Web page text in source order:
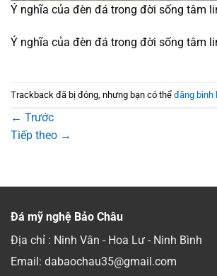
Ý nghĩa của đèn đá trong đời sống tâm
Ý nghĩa của đèn đá trong đời sống tâm
Trackback đã bị đóng, nhưng bạn có thể đăng bình
← Trước
Tiếp theo →
Đá mỹ nghệ Bảo Châu
Địa chỉ : Ninh Vân - Hoa Lư - Ninh Bình
Email: dabaochau35@gmail.com